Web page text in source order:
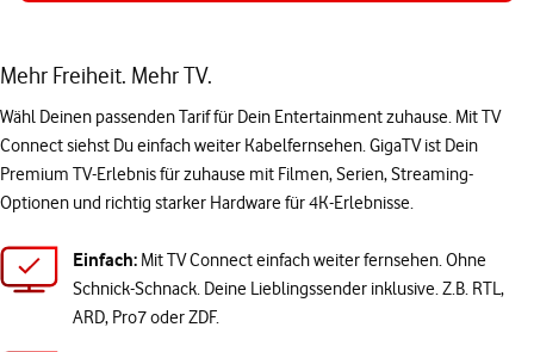
Mehr Freiheit. Mehr TV.
Wähl Deinen passenden Tarif für Dein Entertainment zuhause. Mit TV
Connect siehst Du einfach weiter Kabelfernsehen. GigaTV ist Dein
Premium TV-Erlebnis für zuhause mit Filmen, Serien, Streaming-
Optionen und richtig starker Hardware für 4K-Erlebnisse.
Einfach: Mit TV Connect einfach weiter fernsehen. Ohne
Schnick-Schnack. Deine Lieblingssender inklusive. Z.B. RTL,
ARD, Pro7 oder ZDF.